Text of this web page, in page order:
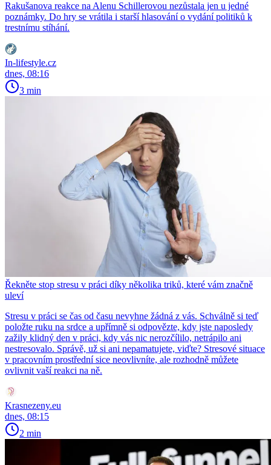
Rakušanova reakce na Alenu Schillerovou nezůstala jen u jedné
poznámky. Do hry se vrátila i starší hlasování o vydání politiků k
trestnímu stíhání.
In-lifestyle.cz
dnes, 08:16
3 min
Řekněte stop stresu v práci díky několika triků, které vám značně
uleví
Stresu v práci se čas od času nevyhne žádná z vás. Schválně si teď
položte ruku na srdce a upřímně si odpovězte, kdy jste naposledy
zažily klidný den v práci, kdy vás nic nerozčílilo, netrápilo ani
nestresovalo. Správě, už si ani nepamatujete, viďte? Stresové situace
v pracovním prostřední sice neovlivníte, ale rozhodně můžete
ovlivnit vaší reakci na ně.
Krasnezeny.eu
dnes, 08:15
2 min